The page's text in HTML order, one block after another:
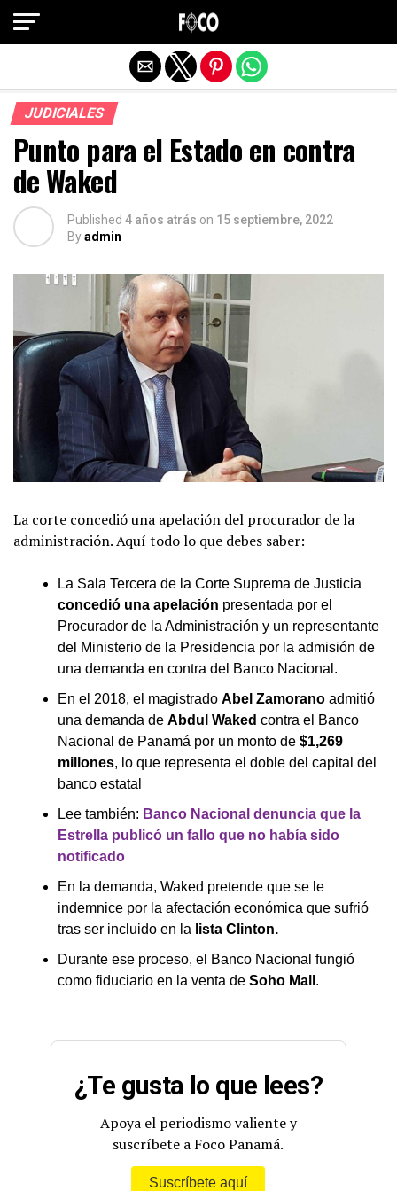
JUDICIALES
Punto para el Estado en contra
de Waked
Published 4 años atrás on 15 septiembre, 2022
Byadmin
La corte concedió una apelación del procurador de la
administración. Aquí todo lo que debes saber:
La Sala Tercera de la Corte Suprema de Justicia
concedió una apelación presentada por el
Procurador de la Administración y un representante
del Ministerio de la Presidencia por la admisión de
una demanda en contra del Banco Nacional.
En el 2018, el magistrado Abel Zamorano admitió
una demanda de Abdul Waked contra el Banco
Nacional de Panamá por un monto de $1,269
millones, lo que representa el doble del capital del
banco estatal
Lee también: Banco Nacional denuncia que la
Estrella publicó un fallo que no había sido
notificado
En la demanda, Waked pretende que se le
indemnice por la afectación económica que sufrió
tras ser incluido en la lista Clinton.
Durante ese proceso, el Banco Nacional fungió
como fiduciario en la venta de Soho Mall .
¿Te gusta lo que lees?
Apoya el periodismo valiente y
suscríbete a Foco Panamá.
Suscríbete aquí
Salir de la versión móvil